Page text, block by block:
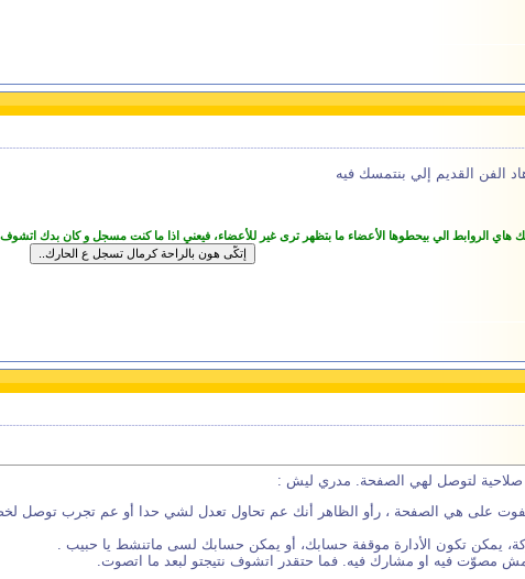
هاد الفن القديم إلي بنتمسك فيه
هاي الروابط الي بيحطوها الأعضاء ما بتظهر ترى غير للأعضاء، فيعني اذا ما كنت مسجل و كان بدك
صلاحية لتوصل لهي الصفحة. مدري ليش :
على هي الصفحة ، رأو الظاهر أنك عم تحاول تعدل لشي حدا أو عم تجرب توصل
يمكن تكون الأدارة موقفة حسابك، أو يمكن حسابك لسى ماتنشط يا حبيب .
مصوّت فيه او مشارك فيه. فما حتقدر اتشوف نتيجتو لبعد ما اتصوت.